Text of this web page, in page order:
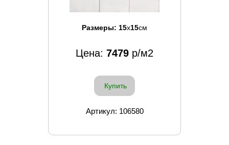
Размеры: 15x15см
Цена: 7479 р/м2
Купить
Артикул: 106580